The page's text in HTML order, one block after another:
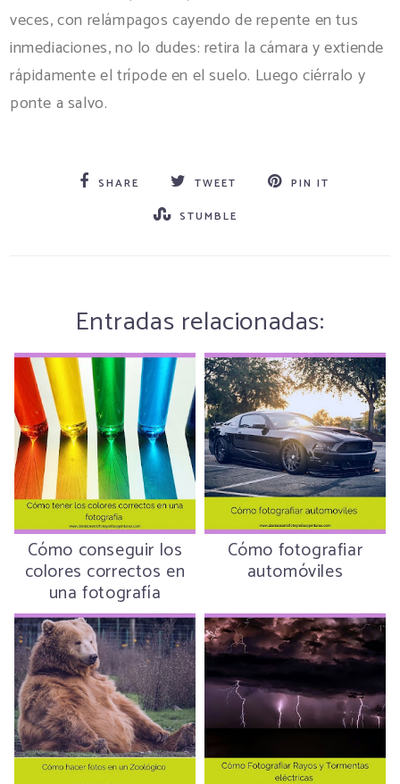
veces, con relámpagos cayendo de repente en tus
inmediaciones, no lo dudes: retira la cámara y extiende
rápidamente el trípode en el suelo. Luego ciérralo y
ponte a salvo.
SHARE TWEET
PIN IT
STUMBLE
Entradas relacionadas:
Cómo conseguir los
colores correctos en
una fotografía
Cómo fotografiar
automóviles